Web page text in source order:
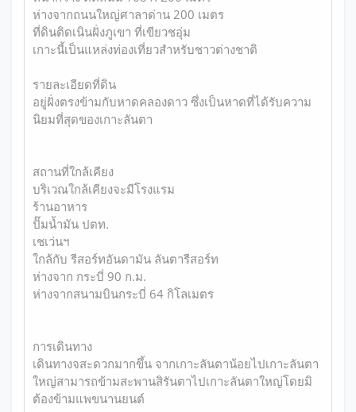
ห่างจากถนนใหญ่ศาลาด่าน 200 เมตร
ที่ดินติดเนินฝั่งภูเขา ที่เขียวชอุ่ม
เกาะนี้เป็นแหล่งท่องเที่ยวสำหรับชาวต่างชาติ
รายละเอียดที่ดิน
อยู่ฝั่งตรงข้ามกับหาดคลองดาว ซึ่งเป็นหาดที่ได้รับความ
นิยมที่สุดของเกาะลันตา
สถานที่ใกล้เคียง
บริเวณใกล้เคียงจะมีโรงแรม
ร้านอาหาร
ปั๊มน้ำมัน ปตท.
เชเว่นฯ
ใกล้กับ รีสอร์ทอันดามัน ลันตารีสอร์ท
ห่างจาก กระบี่ 90 ก.ม.
ห่างจากสนามบินกระบี่ 64 กิโลเมตร
การเดินทาง
เดินทางจสะดวกมากขึ้น จากเกาะลันตาน้อยไปเกาะลันตา
ใหญ่สามารถข้ามสะพานสิรันตาไปเกาะลันตาใหญ่โดยมิ
ต้องข้ามแพขนานยนต์